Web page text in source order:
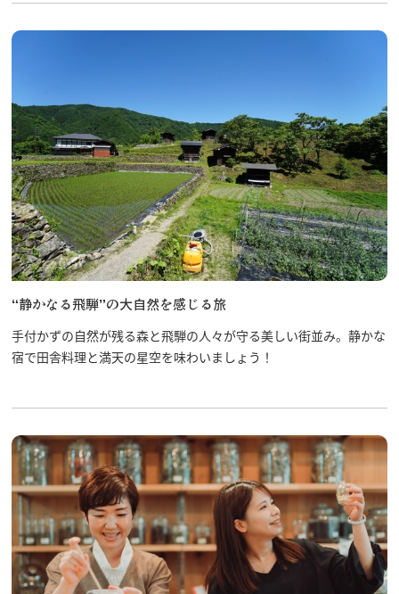
“静かなる飛騨”の大自然を感じる旅
手付かずの自然が残る森と飛騨の人々が守る美しい街並み。静かな
宿で田舎料理と満天の星空を味わいましょう！